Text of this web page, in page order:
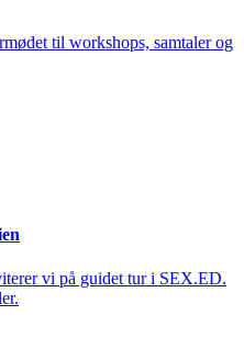
til workshops, samtaler og
vi på guidet tur i SEX.ED.